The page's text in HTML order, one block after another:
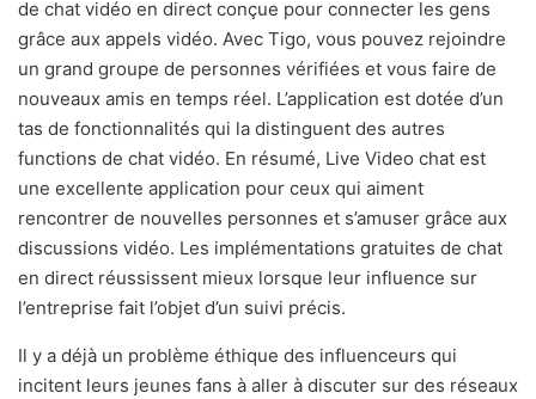
de chat vidéo en direct conçue pour connecter les gens
grâce aux appels vidéo. Avec Tigo, vous pouvez rejoindre
un grand groupe de personnes vérifiées et vous faire de
nouveaux amis en temps réel. L’application est dotée d’un
tas de fonctionnalités qui la distinguent des autres
functions de chat vidéo. En résumé, Live Video chat est
une excellente application pour ceux qui aiment
rencontrer de nouvelles personnes et s’amuser grâce aux
discussions vidéo. Les implémentations gratuites de chat
en direct réussissent mieux lorsque leur influence sur
l’entreprise fait l’objet d’un suivi précis.
Il y a déjà un problème éthique des influenceurs qui
incitent leurs jeunes fans à aller à discuter sur des réseaux